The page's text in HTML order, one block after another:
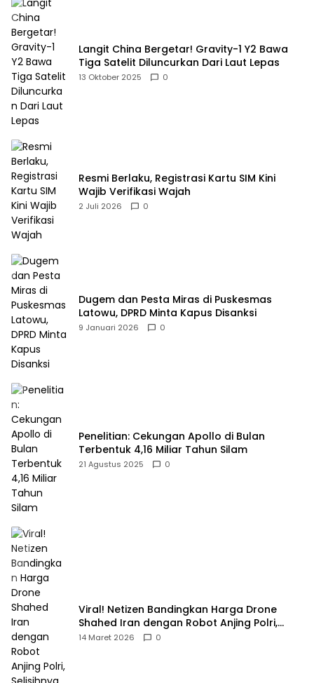
Langit China Bergetar! Gravity-1 Y2 Bawa
Tiga Satelit Diluncurkan Dari Laut Lepas
13 Oktober 2025 0
Resmi Berlaku, Registrasi Kartu SIM Kini
Wajib Verifikasi Wajah
2 Juli 2026 0
Dugem dan Pesta Miras di Puskesmas
Latowu, DPRD Minta Kapus Disanksi
9 Januari 2026 0
Penelitian: Cekungan Apollo di Bulan
Terbentuk 4,16 Miliar Tahun Silam
21 Agustus 2025 0
Viral! Netizen Bandingkan Harga Drone
Shahed Iran dengan Robot Anjing Polri,
Selisihnya Capai 5 Kali Lipat
14 Maret 2026 0